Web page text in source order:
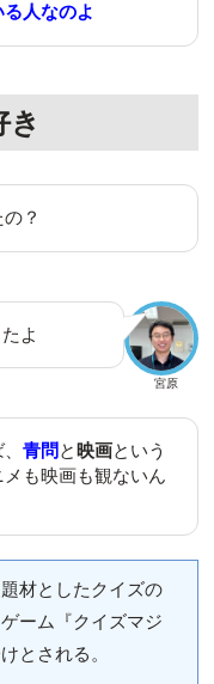
人なのよ
き
？
宮原
よ
、青問 と 映画という
も映画も観ないん
材としたクイズの
ーム『クイズマジ
とされる。